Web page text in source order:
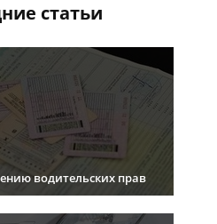
статьи
водительских прав